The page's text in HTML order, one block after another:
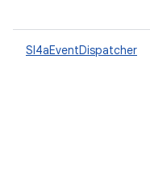
Sl4aEventDispatcher